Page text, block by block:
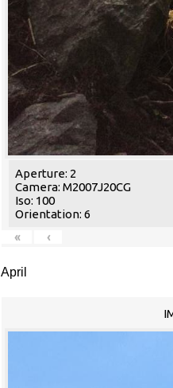
Aperture: 2
Camera: M2007J20CG
Iso: 100
Orientation: 6
«
‹
April